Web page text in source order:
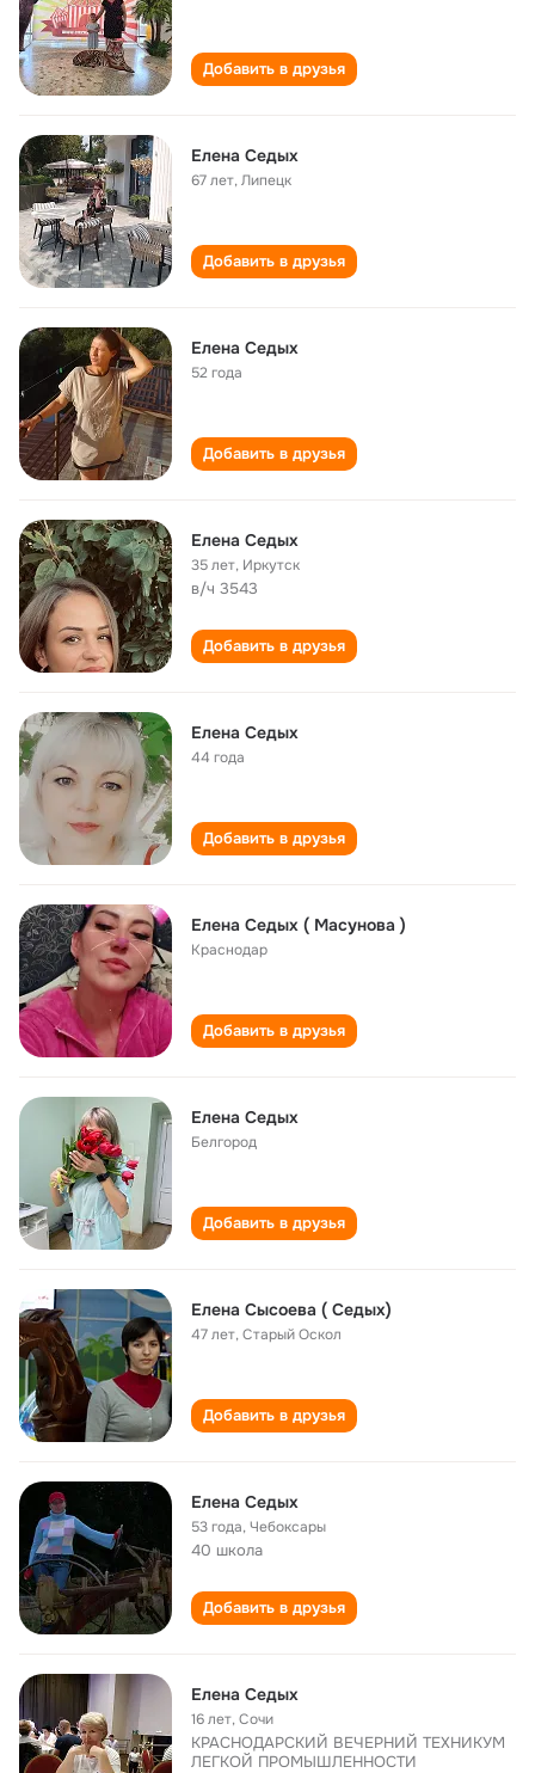
Добавить в друзья
Елена Седых
67 лет,Липецк
Добавить в друзья
Елена Седых
52 года
Добавить в друзья
Елена Седых
35 лет, Иркутск
в/ч 3543
Добавить в друзья
Елена Седых
44 года
Добавить в друзья
Елена Седых ( Масунова )
Краснодар
Добавить в друзья
Елена Седых
Белгород
Добавить в друзья
Елена Сысоева ( Седых)
47 лет,Старый Оскол
Добавить в друзья
Елена Седых
53 года,Чебоксары
40 школа
Добавить в друзья
Елена Седых
16 лет,Сочи
КРАСНОДАРСКИЙ ВЕЧЕРНИЙ ТЕХНИКУМ
ЛЕГКОЙ ПРОМЫШЛЕННОСТИ